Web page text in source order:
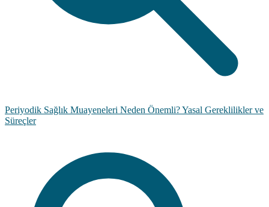
Periyodik Sağlık Muayeneleri Neden Önemli? Yasal Gereklilikler ve
Süreçler